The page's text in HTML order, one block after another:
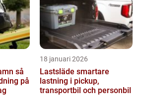
så
på
18 januari 2026
Lastsläde smartare
lastning i pickup,
transportbil och personbil